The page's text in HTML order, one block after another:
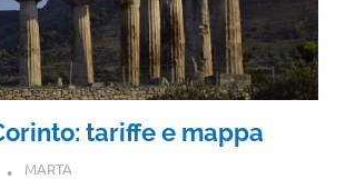
tariffe e mappa
MARTA